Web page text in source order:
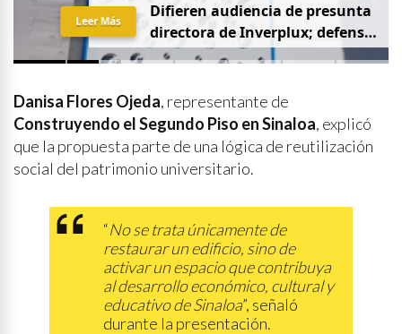
Difieren audiencia de presunta
directora deInverplux; defensa
pidequeseaprivadaysin
Leer Más
Danisa Flores Ojeda, representante de
Construyendo el Segundo Piso en Sinaloa, explicó
que la propuesta parte de una lógica de reutilización
social del patrimonio universitario.
“No se trata únicamente de
restaurar un edificio, sino de
activar un espacio que contribuya
al desarrollo económico, cultural y
educativo de Sinaloa”, señaló
durante la presentación.